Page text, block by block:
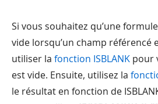
Si vous souhaitez qu’une
vide lorsqu’un champ référencé
utiliser la fonction ISBLANK pour
est vide. Ensuite, utilisez la
le résultat en fonction de